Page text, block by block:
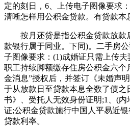
定的刻日，6、上传电子图像要求
清晰怎样用公积金贷款。有贷款本
按月还贷是指公积金贷款放款
款银行属于同业。下同)。二手房
子图像要求：(1)成婚证只需上传
职工持续脚额缴存住房公积金六个
金消息”授权后，并签订《未婚声
于从放款日至贷款本息全数了债之
书》、受托人无效身份证明;1、(
证;公积金贷款施行中国人平易近
贷款利率。